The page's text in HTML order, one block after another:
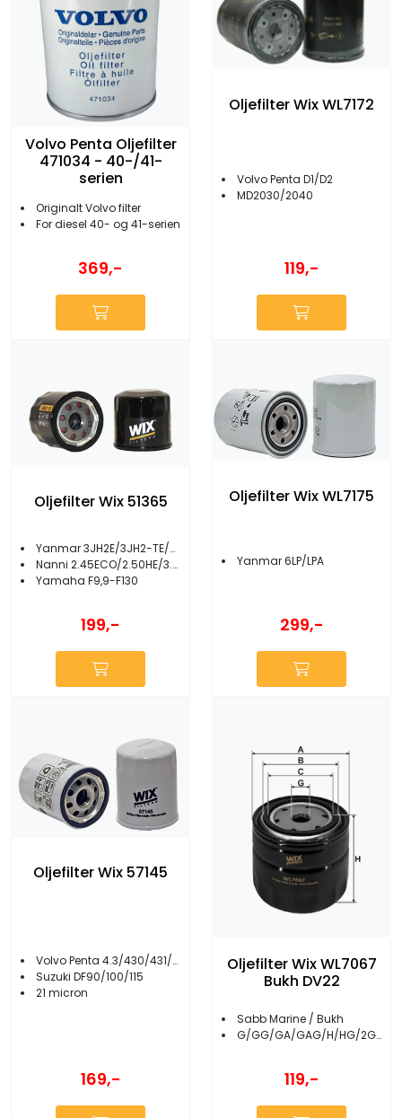
Volvo Penta Oljefilter
471034 - 40-/41-
serien
Originalt Volvo filter
For diesel 40- og 41-serien
369,-
Oljefilter Wix WL7172
Volvo Penta D1/D2
MD2030/2040
119,-
Oljefilter Wix 51365
Yanmar 3JH2E/3JH2-TE/3JH3E-YEU
Nanni 2.45ECO/2.50HE/3.75HE/2.10/2.14
Yamaha F9,9-F130
199,-
Oljefilter Wix WL7175
Yanmar 6LP/LPA
299,-
Oljefilter Wix 57145
Volvo Penta 4.3/430/431/432/434/AQ175/AQ250
Suzuki DF90/100/115
21 micron
169,-
Oljefilter Wix WL7067
Bukh DV22
Sabb Marine / Bukh
G/GG/GA/GAG/H/HG/2G/2GRG/2H/2HG/2J/2JGR
119,-